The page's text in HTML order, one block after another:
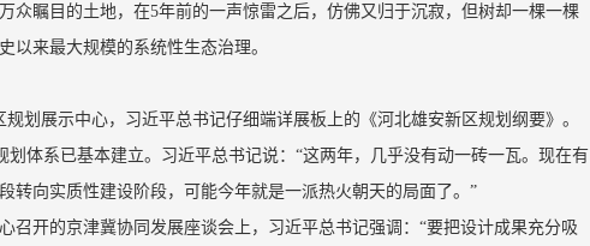
众瞩目的土地，在5年前的一声惊雷之后，仿佛又归于沉寂，但树却一棵一棵
以来最大规模的系统性生态治理。
规划展示中心，习近平总书记仔细端详展板上的《河北雄安新区规划纲要》。
划体系已基本建立。习近平总书记说：“这两年，几乎没有动一砖一瓦。现在有
转向实质性建设阶段，可能今年就是一派热火朝天的局面了。”
召开的京津冀协同发展座谈会上，习近平总书记强调：“要把设计成果充分吸